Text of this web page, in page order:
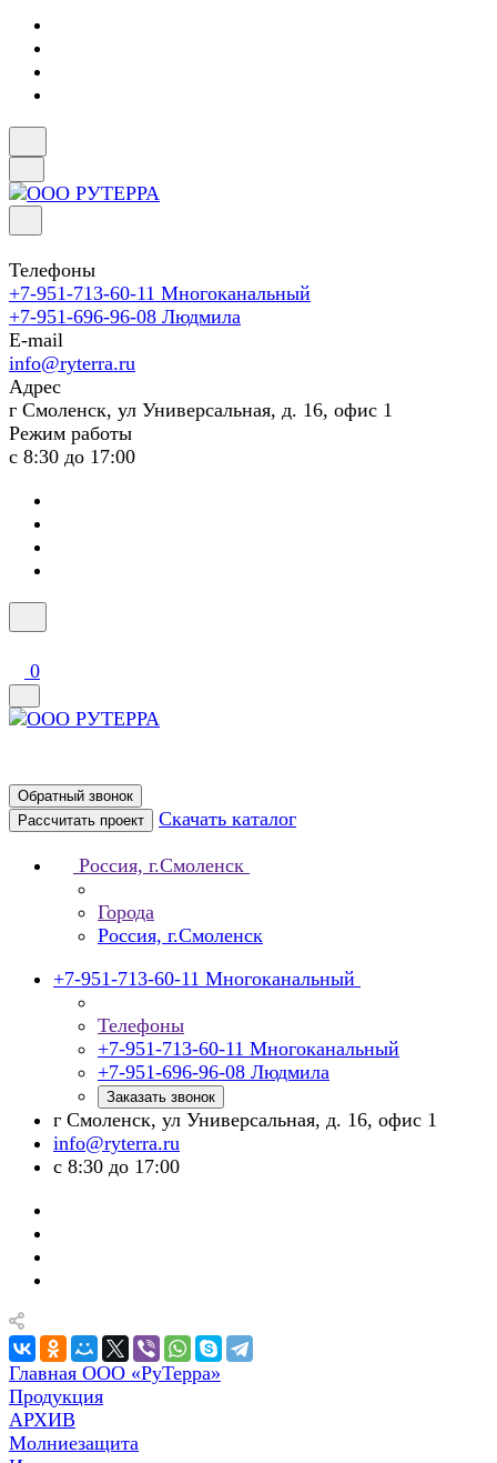
Телефоны
+7-951-713-60-11 Многоканальный
+7-951-696-96-08 Людмила
E-mail
info@ryterra.ru
Адрес
г Смоленск, ул Универсальная, д. 16, офис 1
Режим работы
с 8:30 до 17:00
0
Обратный звонок
Рассчитать проект
Скачать каталог
Россия, г.Смоленск
Города
Россия, г.Смоленск
+7-951-713-60-11 Многоканальный
Телефоны
+7-951-713-60-11 Многоканальный
+7-951-696-96-08 Людмила
Заказать звонок
г Смоленск, ул Универсальная, д. 16, офис 1
info@ryterra.ru
с 8:30 до 17:00
Главная ООО «РуТерра»
Продукция
АРХИВ
Молниезащита